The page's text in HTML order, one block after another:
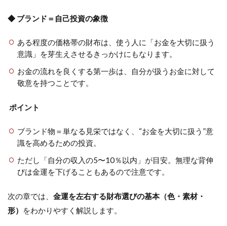
◆ ブランド＝自己投資の象徴
ある程度の価格帯の財布は、使う人に「お金を大切に扱う
意識」を芽生えさせるきっかけにもなります。
お金の流れを良くする第一歩は、自分が扱うお金に対して
敬意を持つことです。
ポイント
ブランド物＝単なる見栄ではなく、“お金を大切に扱う”意
識を高めるための投資。
ただし「自分の収入の5〜10％以内」が目安。無理な背伸
びは金運を下げることもあるので注意です。
次の章では、 金運を左右する財布選びの基本（色・素材・
形）
をわかりやすく解説します。